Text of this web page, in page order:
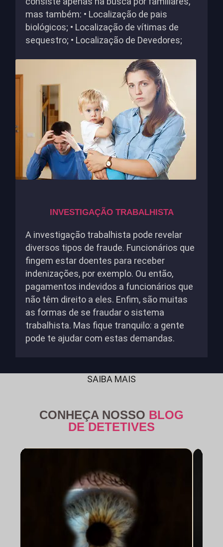
mas também: • Localização de pais
biológicos; • Localização de vítimas de
sequestro; • Localização de Devedores;
INVESTIGAÇÃO TRABALHISTA
A investigação trabalhista pode revelar
diversos tipos de fraude. Funcionários que
fingem estar doentes para receber
indenizações, por exemplo. Ou então,
pagamentos indevidos a funcionários que
não têm direito a eles. Enfim, são muitas
as formas de se fraudar o sistema
trabalhista. Mas fique tranquilo: a gente
pode te ajudar com estas demandas.
SAIBA MAIS
CONHEÇA NOSSO BLOG
DE DETETIVES